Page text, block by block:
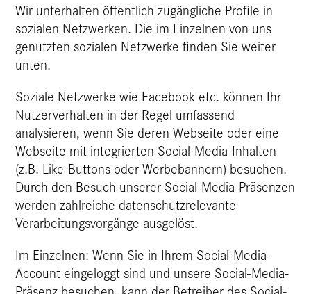
Wir unterhalten öffentlich zugängliche Profile in
sozialen Netzwerken. Die im Einzelnen von uns
genutzten sozialen Netzwerke finden Sie weiter
unten.
Soziale Netzwerke wie Facebook etc. können Ihr
Nutzerverhalten in der Regel umfassend
analysieren, wenn Sie deren Webseite oder eine
Webseite mit integrierten Social-Media-Inhalten
(z.B. Like-Buttons oder Werbebannern) besuchen.
Durch den Besuch unserer Social-Media-Präsenzen
werden zahlreiche datenschutzrelevante
Verarbeitungsvorgänge ausgelöst.
Im Einzelnen: Wenn Sie in Ihrem Social-Media-
Account eingeloggt sind und unsere Social-Media-